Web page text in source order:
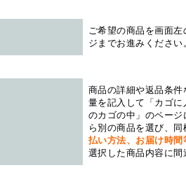
ご希望の商品を画面
ジまでお進みください
商品の詳細や返品条
量を記入して「カゴ
のカゴの中」のペー
ら別の商品を選び、
払い方法、お届け時
選択した商品内容に